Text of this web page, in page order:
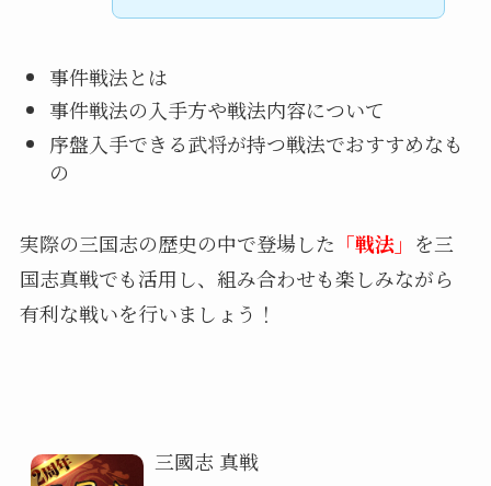
事件戦法とは
事件戦法の入手方や戦法内容について
序盤入手できる武将が持つ戦法でおすすめなも
の
実際の三国志の歴史の中で登場した 「戦法」 を三
国志真戦でも活用し、組み合わせも楽しみながら
有利な戦いを行いましょう！
三國志 真戦